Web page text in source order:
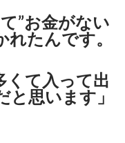
”お金がない
たんです。
くて入って出
思います」